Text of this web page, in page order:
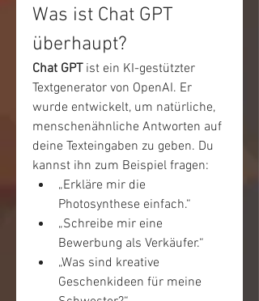
Was ist Chat GPT
überhaupt?
Chat GPT ist ein KI-gestützter
Textgenerator von OpenAI. Er
wurde entwickelt, um natürliche,
menschenähnliche Antworten auf
deine Texteingaben zu geben. Du
kannst ihn zum Beispiel fragen:
„Erkläre mir die
Photosynthese einfach.“
„Schreibe mir eine
Bewerbung als Verkäufer.“
„Was sind kreative
Geschenkideen für meine